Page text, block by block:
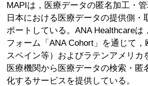
MAPIは，医療データの匿名加工・
日本における医療データの提供側・
ポートしている。ANA Healthcareは
フォーム「ANA Cohort」を通じて，
スペイン等）およびラテンアメリカ
医療機関から医療データの検索・匿
化するサービスを提供している。